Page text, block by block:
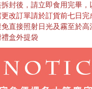
封後，請立即食用完畢，
改訂單請於訂貨前七日完
直接照射日光及霧至於高
禮盒外提袋